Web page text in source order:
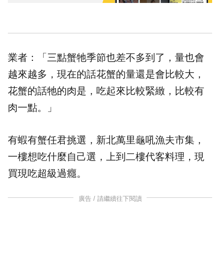
業者：「三點蟹牠季節也差不多到了，量也會
越來越多，現在的話花蟹的量還是會比較大，
花蟹的話牠的肉是，吃起來比較緊緻，比較有
肉一點。」
有蝦有蟹任君挑選，新北萬里龜吼漁夫市集，
一樓想吃什麼自己選，上到二樓代客料理，現
買現吃超級過癮。
廣告 / 請繼續往下閱讀